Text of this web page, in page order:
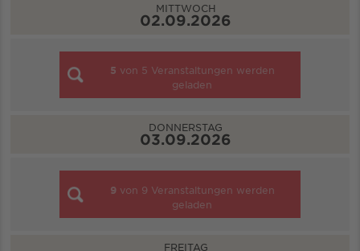
MITTWOCH
02.09.2026
5 von 5 Veranstaltungen werden
geladen
DONNERSTAG
03.09.2026
9 von 9 Veranstaltungen werden
geladen
FREITAG